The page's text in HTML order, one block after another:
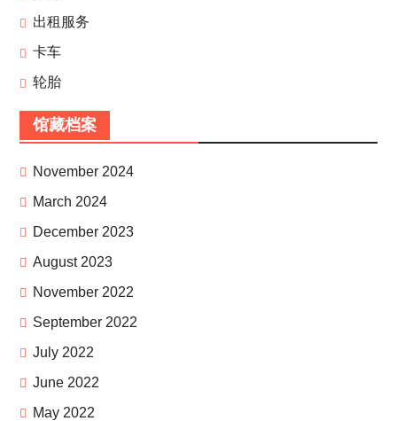
出租服务
卡车
轮胎
馆藏档案
November 2024
March 2024
December 2023
August 2023
November 2022
September 2022
July 2022
June 2022
May 2022